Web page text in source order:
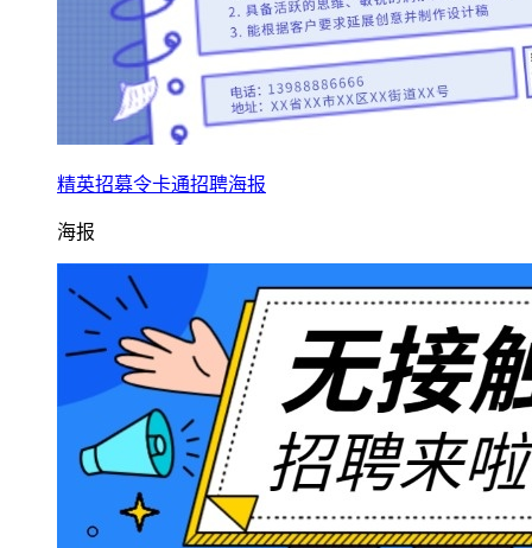
精英招募令卡通招聘海报
海报